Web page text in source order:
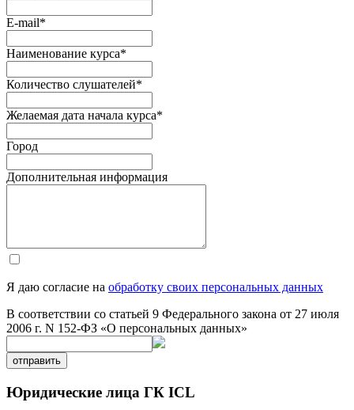
E-mail*
Наименование курса*
Количество слушателей*
Желаемая дата начала курса*
Город
Дополнительная информация
Я даю согласие на обработку своих персональных данных
В соответствии со статьей 9 Федерального закона от 27 июля
2006 г. N 152-ФЗ «О персональных данных»
отправить
Юридические лица ГК ICL